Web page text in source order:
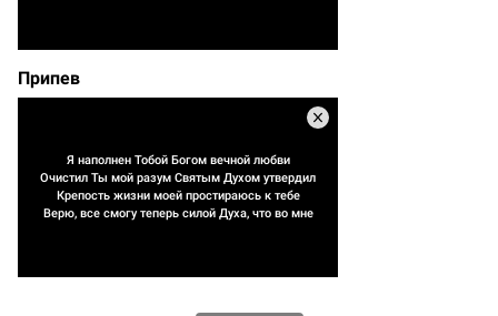
Припев
Я наполнен Тобой Богом вечной любви
Очистил Ты мой разум Святым Духом утвердил
Крепость жизни моей простираюсь к тебе
Верю, все смогу теперь силой Духа, что во мне